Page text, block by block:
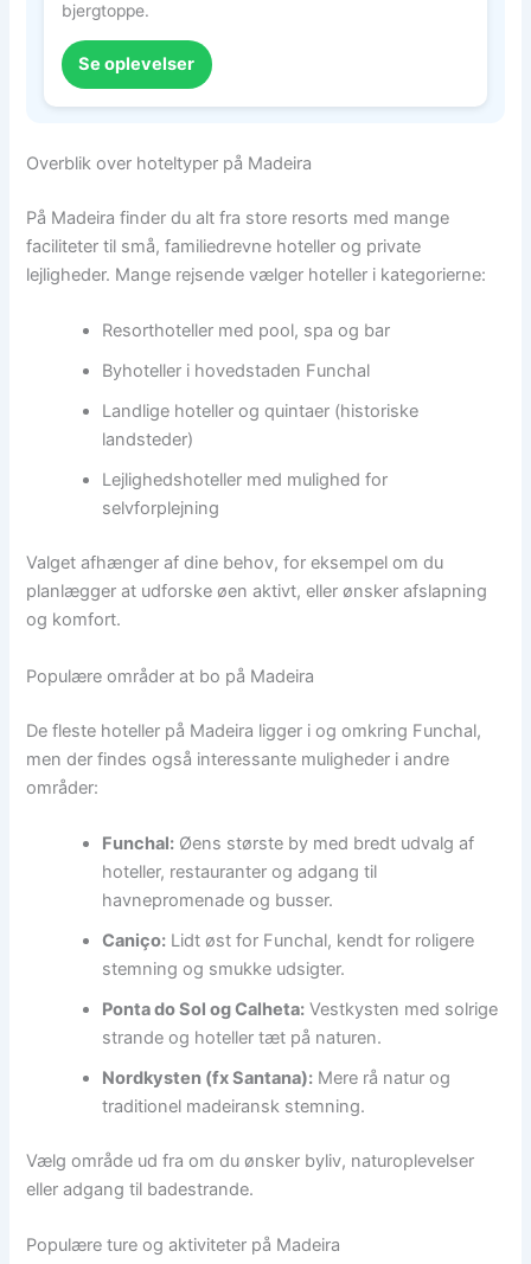
bjergtoppe.
Se oplevelser
Overblik over hoteltyper på Madeira
På Madeira finder du alt fra store resorts med mange
faciliteter til små, familiedrevne hoteller og private
lejligheder. Mange rejsende vælger hoteller i kategorierne:
Resorthoteller med pool, spa og bar
Byhoteller i hovedstaden Funchal
Landlige hoteller og quintaer (historiske
landsteder)
Lejlighedshoteller med mulighed for
selvforplejning
Valget afhænger af dine behov, for eksempel om du
planlægger at udforske øen aktivt, eller ønsker afslapning
og komfort.
Populære områder at bo på Madeira
De fleste hoteller på Madeira ligger i og omkring Funchal,
men der findes også interessante muligheder i andre
områder:
Funchal: Øens største by med bredt udvalg af
hoteller, restauranter og adgang til
havnepromenade og busser.
Caniço: Lidt øst for Funchal, kendt for roligere
stemning og smukke udsigter.
Ponta do Sol og Calheta: Vestkysten med solrige
strande og hoteller tæt på naturen.
Nordkysten (fx Santana): Mere rå natur og
traditionel madeiransk stemning.
Vælg område ud fra om du ønsker byliv, naturoplevelser
eller adgang til badestrande.
Populære ture og aktiviteter på Madeira